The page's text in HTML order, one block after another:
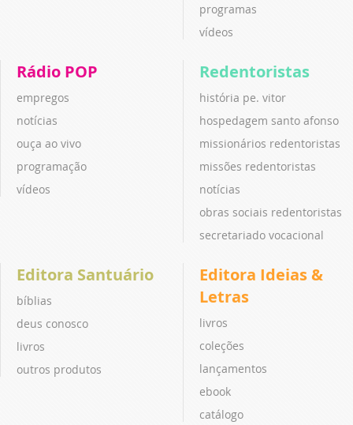
programas
vídeos
Rádio POP
empregos
notícias
ouça ao vivo
programação
vídeos
Redentoristas
história pe. vitor
hospedagem santo afonso
missionários redentoristas
missões redentoristas
notícias
obras sociais redentoristas
secretariado vocacional
Editora Santuário
bíblias
deus conosco
livros
outros produtos
Editora Ideias &
Letras
livros
coleções
lançamentos
ebook
catálogo